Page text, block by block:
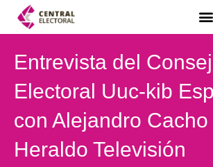
Entrevista del
Electoral Uuc-kib
con Alejandro
Heraldo Televisión